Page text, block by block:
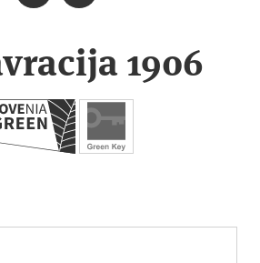
1906